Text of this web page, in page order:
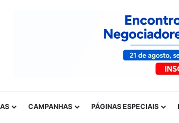
CAMPANHAS PÁGINAS ESPECIAIS